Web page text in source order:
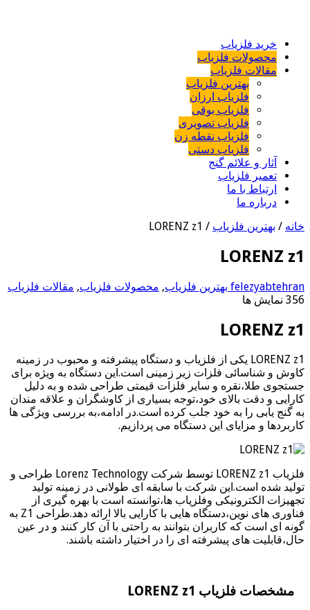
خرید فلزیاب
محصولات فلزیاب
مقالات فلزیاب
بهترین فلزیاب
فلزیاب ارزان
فلزیاب بوقی
فلزیاب تصویری
فلزیاب نقطه زن
فلزیاب دستی
آثار و علائم گنج
تعمیر فلزیاب
ارتباط با ما
درباره ما
خانه / بهترین فلزیاب /
LORENZ z1
LORENZ z1
felezyabtehran بهترین فلزیاب, محصولات فلزیاب, مقالات فلزیاب
356 نمایش ها
LORENZ z1
LORENZ z1 یکی از فلزیاب و دستگاه پیشرفته و محبوب در زمینه
کاوش و شناسائی فلزات زیر زمینی است.این دستگاه به ویژه برای
جستجوی طلا،نقره و سایر فلزات قیمتی طراحی شده و به دلیل
کارایی و دقت بالای خود،توجه بسیاری از کاوشگران و علاقه مندان
به گنج یابی را به خود جلب کرده است.در ادامه،به بررسی ویژگی ها
کاربردها و مزایای این دستگاه می پردازیم.
فلزیاب LORENZ z1 توسط شرکت Lorenz Technology طراحی و
تولید شده است.این شرکت با سابقه ای طولانی در زمینه تولید
تجهیزات الکترونیکی وفلزیاب ها،توانسته است با بهره گیری از
فناوری های نوین،دستگاه هایی با کارایی بالا ارائه دهد.طراحی Z1 به
گونه ای است که کاربران بتوانند به راحتی با آن کار کنند و در عین
حال،قابلیت های پیشرفته ای را در اختیار داشته باشند.
مشخصات فلزیاب LORENZ z1